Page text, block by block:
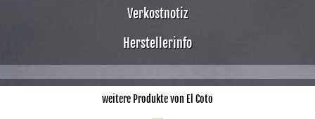
Verkostnotiz
Herstellerinfo
weitere Produkte von El Coto